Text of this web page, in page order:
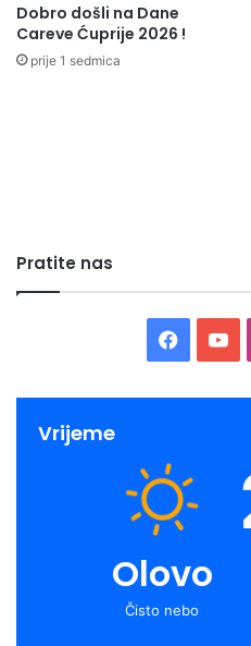
Dobro došli na Dane
Careve Ćuprije 2026 !
prije 1 sedmica
Pratite nas
Vrijeme
Olovo
Čisto nebo